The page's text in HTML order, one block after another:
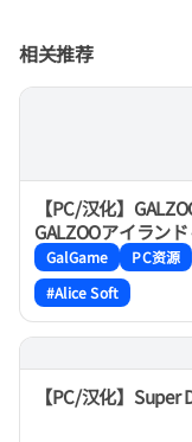
相关推荐
【PC/汉化】
GALZOOアイラン
园之岛
GalGame
PC资源
#Alice Soft
【PC/汉化】Super